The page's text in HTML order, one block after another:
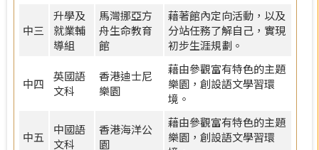
中三
升學及
就業輔
導組
馬灣挪亞方
舟生命教育
館
藉著館內定向活動，以及
分站任務了解自己，實現
初步生涯規劃。
中四
英國語
文科
香港迪士尼
樂園
藉由參觀富有特色的主題
樂園，創設語文學習環
境。
中五
中國語
文科
香港海洋公
園
藉由參觀富有特色的主題
樂園，創設語文學習環